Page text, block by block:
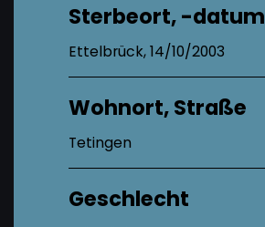
Sterbeort, -datum
Ettelbrück, 14/10/2003
Wohnort, Straße
Tetingen
Geschlecht